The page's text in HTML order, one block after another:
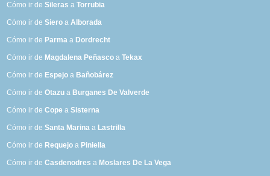
Cómo ir deSileras aTorrubia
Cómo ir deSiero aAlborada
Cómo ir de Parma a Dordrecht
Cómo ir de Magdalena Peñasco aTekax
Cómo ir de Espejo a Bañobárez
Cómo ir deOtazu a Burganes De Valverde
Cómo ir deCope aSisterna
Cómo ir deSanta Marina a Lastrilla
Cómo ir de Requejo a Piniella
Cómo ir deCasdenodres a Moslares De La Vega